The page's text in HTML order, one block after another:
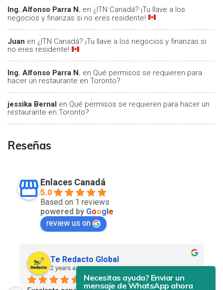
Ing. Alfonso Parra N. en ¿ITN Canadá? ¡Tu llave a los
negocios y finanzas si no eres residente!
Juan en ¿ITN Canadá? ¡Tu llave a los negocios y finanzas si
no eres residente!
Ing. Alfonso Parra N. en Qué permisos se requieren para
hacer un restaurante en Toronto?
jessika Bernal en Qué permisos se requieren para hacer un
restaurante en Toronto?
Reseñas
Enlaces Canadá
5.0
Based on 1 reviews
powered by Google
review us on
Te Redacto Global
2 years ago
Necesitas ayuda? Enviar un
mensaje de WhatsApp ahora